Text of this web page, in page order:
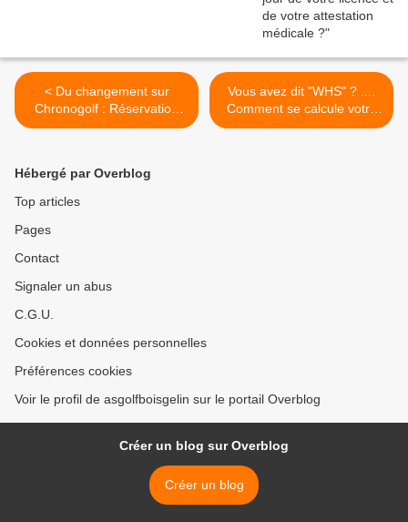
< Du changement sur
Chronogolf : Réservation
des départs
Vous avez dit "WHS" ? ....
Comment se calcule votre
index >
Hébergé par Overblog
Top articles
Pages
Contact
Signaler un abus
C.G.U.
Cookies et données personnelles
Préférences cookies
Voir le profil de asgolfboisgelin sur le portail Overblog
Créer un blog sur Overblog
Créer un blog